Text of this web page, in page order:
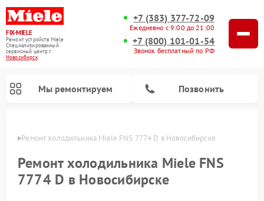
FIX-MIELE
Ремонт устройств Miele
Специализированный
cервисный центр г.
Новосибирск
+7 (383) 377-72-09
Ежедневно с 9:00 до 21:00
+7 (800) 101-01-54
Звонок бесплатный по РФ
Мы ремонтируем Позвонить
Ремонт холодильника Miele FNS 7774 D в Новосибирске
Ремонт холодильника Miele FNS
7774 D в Новосибирске